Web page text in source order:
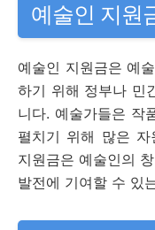
예술인 지원
예술인 지원금은 예
하기 위해 정부나 민
니다. 예술가들은 작
펼치기 위해 많은
지원금은 예술인의
발전에 기여할 수 있